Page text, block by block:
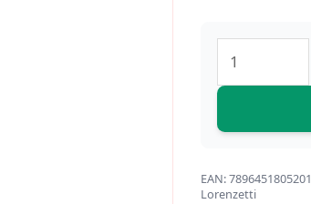
EAN:7896451805201
Lorenzetti